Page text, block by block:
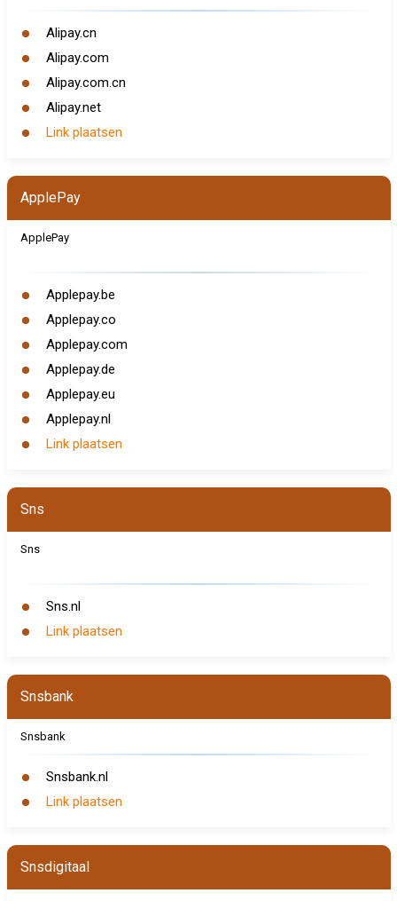
Alipay.cn
Alipay.com
Alipay.com.cn
Alipay.net
Link plaatsen
ApplePay
ApplePay
Applepay.be
Applepay.co
Applepay.com
Applepay.de
Applepay.eu
Applepay.nl
Link plaatsen
Sns
Sns
Sns.nl
Link plaatsen
Snsbank
Snsbank
Snsbank.nl
Link plaatsen
Snsdigitaal